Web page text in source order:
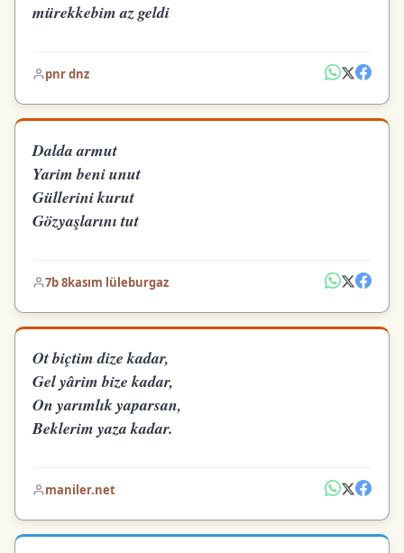
mürekkebim az geldi
pnr dnz
Dalda armut
Yarim beni unut
Güllerini kurut
Gözyaşlarını tut
7b 8kasım lüleburgaz
Ot biçtim dize kadar,
Gel yârim bize kadar,
On yarımlık yaparsan,
Beklerim yaza kadar.
maniler.net